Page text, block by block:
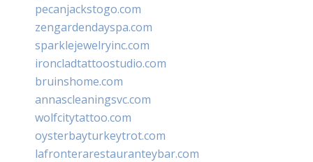
pecanjackstogo.com
zengardendayspa.com
sparklejewelryinc.com
ironcladtattoostudio.com
bruinshome.com
annascleaningsvc.com
wolfcitytattoo.com
oysterbayturkeytrot.com
lafronterarestauranteybar.com